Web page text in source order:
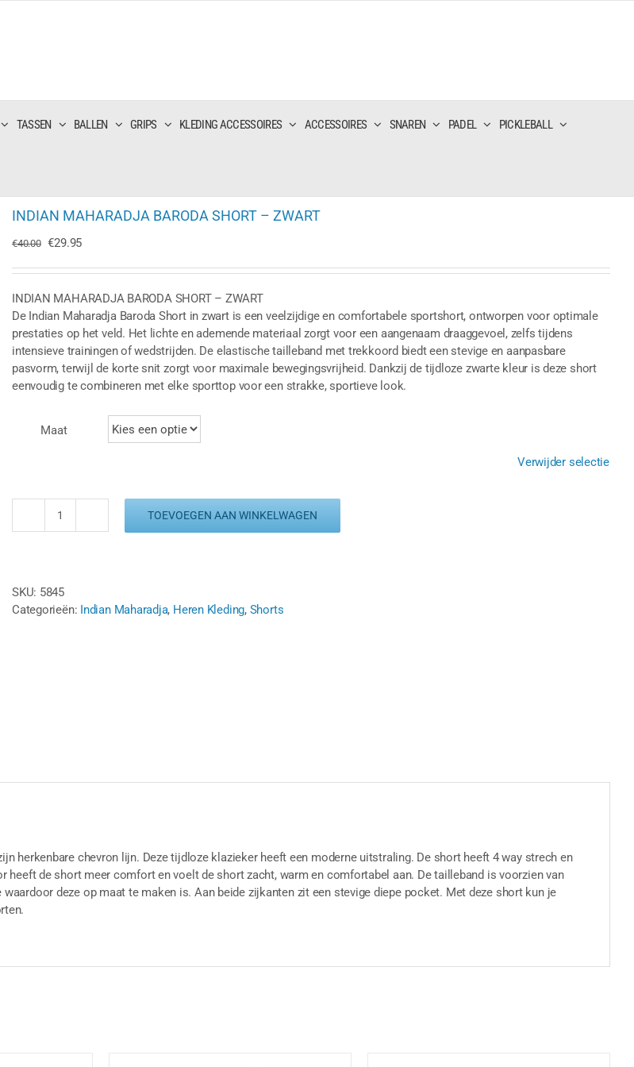
TASSEN BALLEN GRIPS KLEDING ACCESSOIRES ACCESSOIRES SNAREN PADEL PICKLEBALL
INDIAN MAHARADJA BARODA SHORT – ZWART
€40.00 Oorspronkelijke
was:
€40.00.
€29.95Huidige
is:
€29.95.
INDIAN MAHARADJA BARODA SHORT – ZWART
De Indian Maharadja Baroda Short in zwart is een veelzijdige en comfortabele sportshort, ontworpen voor optimale
prestaties op het veld. Het lichte en ademende materiaal zorgt voor een aangenaam draaggevoel, zelfs tijdens
intensieve trainingen of wedstrijden. De elastische tailleband met trekkoord biedt een stevige en aanpasbare
pasvorm, terwijl de korte snit zorgt voor maximale bewegingsvrijheid. Dankzij de tijdloze zwarte kleur is deze short
eenvoudig te combineren met elke sporttop voor een strakke, sportieve look.
Maat
Verwijder selectie
INDIAN
–
ZWART
TOEVOEGEN AAN WINKELWAGEN
SKU: 5845
Categorieën: Indian Maharadja, Heren Kleding, Shorts
herkenbare chevron lijn. Deze tijdloze klazieker heeft een moderne uitstraling. De short heeft 4 way strech en
heeft de short meer comfort en voelt de short zacht, warm en comfortabel aan. De tailleband is voorzien van
deze op maat te maken is. Aan beide zijkanten zit een stevige diepe pocket. Met deze short kun je